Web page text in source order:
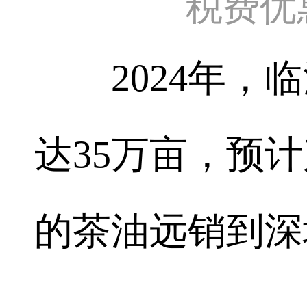
2024年，临
达35万亩，预
的茶油远销到